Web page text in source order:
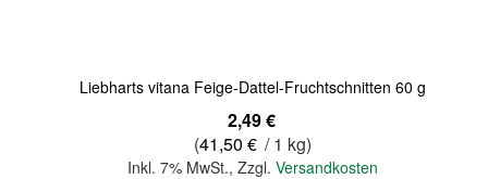
Liebharts vitana Feige-Dattel-Fruchtschnitten 60 g
2,49 €
(41,50 € / 1 kg)
Inkl. 7% MwSt.,Zzgl.Versandkosten